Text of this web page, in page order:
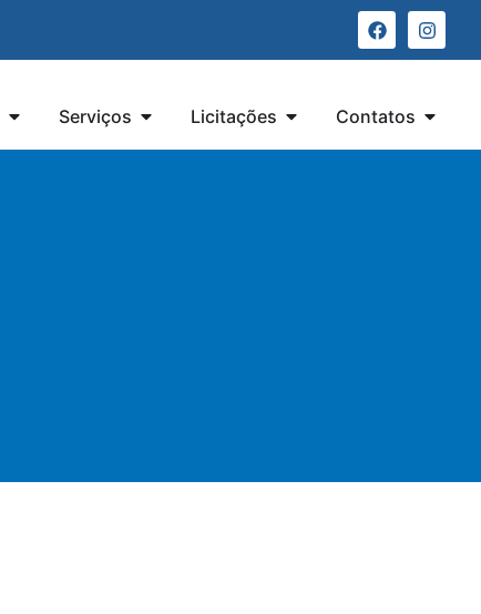
Serviços Licitações Contatos